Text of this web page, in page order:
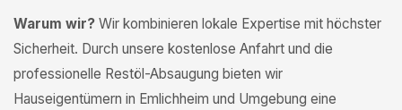
Warum wir? Wir kombinieren lokale Expertise mit höchster
Sicherheit. Durch unsere kostenlose Anfahrt und die
professionelle Restöl-Absaugung bieten wir
Hauseigentümern in Emlichheim und Umgebung eine